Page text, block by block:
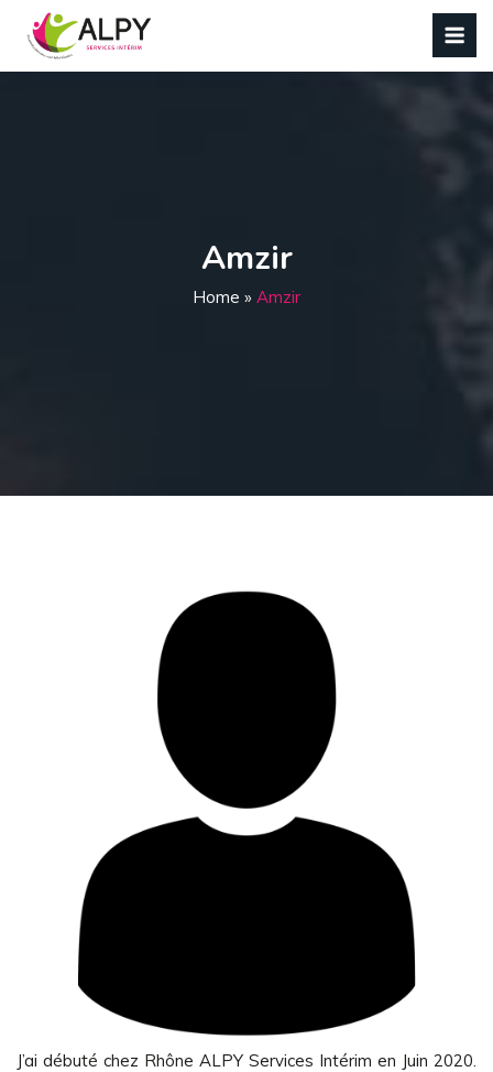
Amzir
Home » Amzir
J’ai débuté chez Rhône ALPY Services Intérim en Juin 2020.
Panneau de gestion des cookies